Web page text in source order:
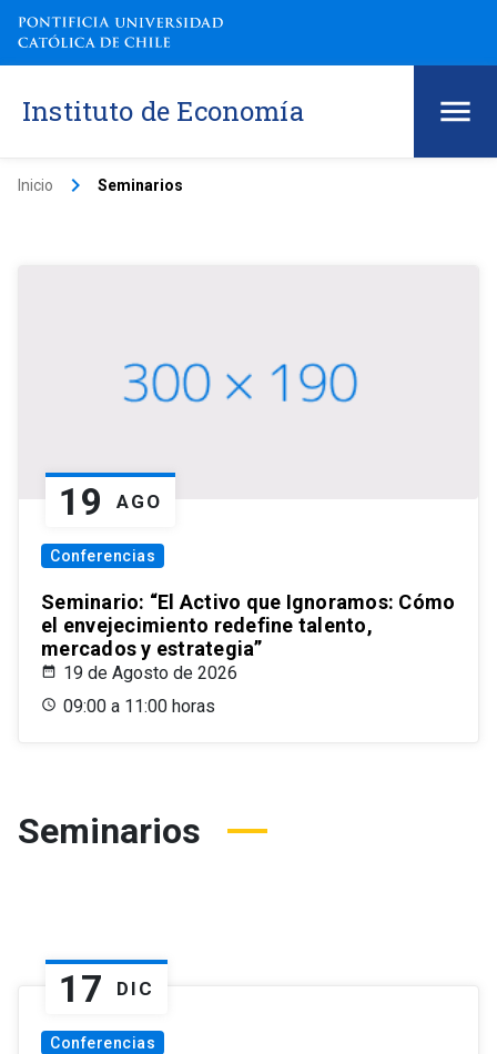
Instituto de Economía
Inicio keyboard_arrow_right Seminarios
19 AGO
Conferencias
Seminario: “El Activo que Ignoramos: Cómo
el envejecimiento redefine talento,
mercados y estrategia”
19 de Agosto de 2026
09:00 a 11:00 horas
Seminarios
17 DIC
Conferencias